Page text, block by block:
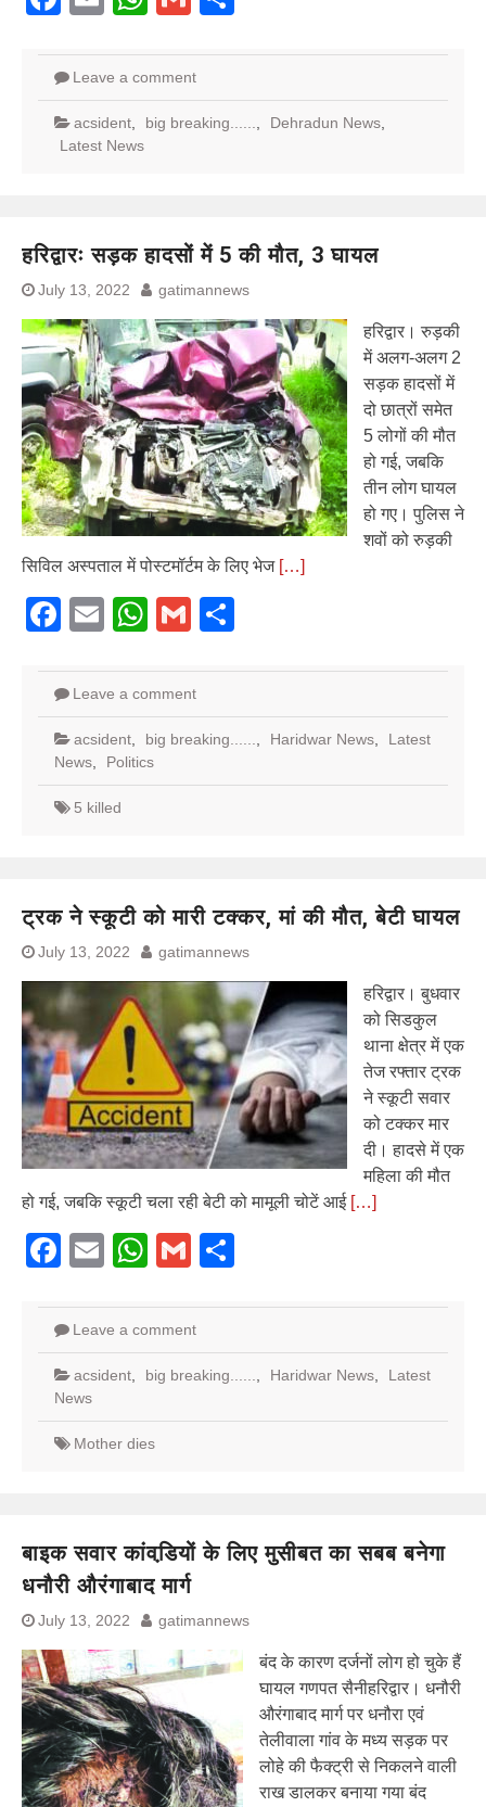
Leave a comment
acsident big breaking...... Dehradun News
Latest News
हरिद्वारः सड़क हादसों में 5 की मौत, 3 घायल
July 13, 2022 gatimannews
हरिद्वार। रुड़की
में अलग-अलग 2
सड़क हादसों में
दो छात्रों समेत
5 लोगों की मौत
हो गई, जबकि
तीन लोग घायल
हो गए। पुलिस ने
शवों को रुड़की
सिविल अस्पताल में पोस्टमॉर्टम के लिए भेज […]
Facebook
EmailWhatsApp
Gmail
Leave a comment
acsident big breaking...... Haridwar News
Latest
News
Politics
5 killed
ट्रक ने स्कूटी को मारी टक्कर, मां की मौत, बेटी घायल
July 13, 2022 gatimannews
हरिद्वार। बुधवार
को सिडकुल
थाना क्षेत्र में एक
तेज रफ्तार ट्रक
ने स्कूटी सवार
को टक्कर मार
दी। हादसे में एक
महिला की मौत
हो गई, जबकि स्कूटी चला रही बेटी को मामूली चोटें आई […]
Facebook
EmailWhatsApp
Gmail
Leave a comment
acsident big breaking...... Haridwar News
Latest
News
Mother dies
बाइक सवार कांवडि़यों के लिए मुसीबत का सबब बनेगा
धनौरी औरंगाबाद मार्ग
July 13, 2022 gatimannews
बंद के कारण दर्जनों लोग हो चुके हैं
घायल गणपत सैनीहरिद्वार। धनौरी
औरंगाबाद मार्ग पर धनौरा एवं
तेलीवाला गांव के मध्य सड़क पर
लोहे की फैक्ट्री से निकलने वाली
राख डालकर बनाया गया बंद